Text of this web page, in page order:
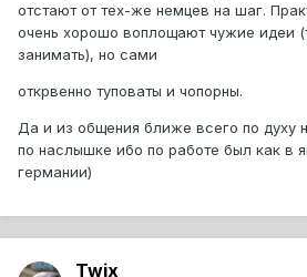
отстают от тех-же немцев на шаг.
очень хорошо воплощают чужие идеи
занимать), но сами
открвенно туповаты и чопорны.
Да и из общения ближе всего по духу
по наслышке ибо по работе был как в
германии)
Twix